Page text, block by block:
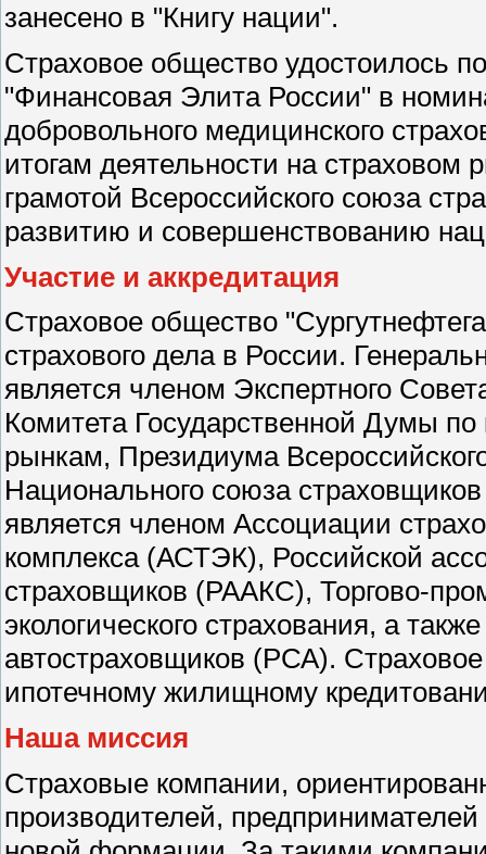
занесено в "Книгу нации".
Страховое общество удостоилось
"Финансовая Элита России" в
добровольного медицинского
итогам деятельности на страховом
грамотой Всероссийского союза
развитию и совершенствованию
Участие и аккредитация
Страховое общество
страхового дела в России.
является членом Экспертного
Комитета Государственной Думы
рынкам, Президиума
Национального союза
является членом Ассоциации
комплекса (АСТЭК), Российской
страховщиков (РААКС), Торгово-
экологического страхования, а
автостраховщиков (РСА).
ипотечному жилищному
Наша миссия
Страховые компании,
производителей,